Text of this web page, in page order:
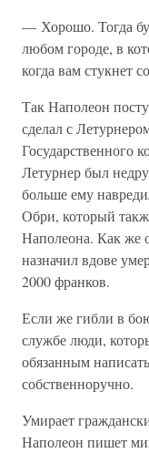
— Хорошо. Тогда
любом городе, в
когда вам стукнет
Так Наполеон
сделал с
Государственного
Летурнер был
больше ему
Обри, который
Наполеона. Как же
назначил вдове
2000 франков.
Если же гибли в
службе люди,
обязанным
собственноручно.
Умирает
Наполеон пишет